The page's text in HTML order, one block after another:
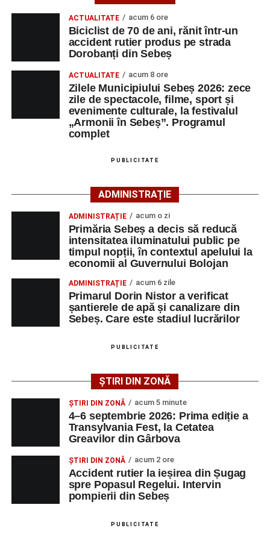
dansul și sportul, oferind activități pentru toate categoriile
Pentru copii și tineri, festivalul propune jocuri și activități
recreative în mai multe zone ale municipiului – Răhău,
cartierul „Mihail Kogălniceanu”, Petrești și Parcul
Tineretului. Programul include spectacole pentru cei mici,
proiecții de film, petrecerea cu spumă și cea de-a treia
ediție a concursului MTB „Cicloaventurier de Sebeș”
care se va desfășura la Râpa Roșie.
Publicul adult va avea la dispoziție o serie de evenimente
artiști locali și salonul literar„Armonia artelor”
Festivalul va cuprinde și o seară dedicată tradițiilor
săsești, precum și un spectacol folcloric organizat în
memoria interpretului Felician Fărcașiu.
Printre momentele de atracție se numără spectacolul de
simfonic susținut în Grădina Muzeului Municipal „Ioan
Raica”, sub bagheta dirijoruluiRemus Grama, alături de
muzicieni români de prestigiu.
Și în acest an, pe scenă vor urca atât artiști consacrați, cât
cariere de succes în țară și în străinătate.
Festivalul include și o componentă cinematografică
importantă. Publicul va putea urmări mai multe producții
realizate cu implicarea producătoareiGabi Suciu
originară din Sebeș, prezentă de-a lungul timpului la
unele dintre cele mai importante festivaluri europene de
Un alt moment așteptat este show-ul susținut de
muzică electronică și un impresionant show de lasere în
ACTUALITATE acum 6 ore
Biciclist de 70 de ani, rănit într-un
accident rutier produs pe strada
Dorobanți din Sebeș
ACTUALITATE acum 8 ore
Zilele Municipiului Sebeș 2026: zece
zile de spectacole, filme, sport și
evenimente culturale, la festivalul
„Armonii în Sebeș”. Programul
complet
PUBLICITATE
ADMINISTRAȚIE
ADMINISTRAȚIE acum o zi
Primăria Sebeș a decis să reducă
intensitatea iluminatului public pe
timpul nopții, în contextul apelului la
economii al Guvernului Bolojan
ADMINISTRAȚIE acum 6 zile
Primarul Dorin Nistor a verificat
șantierele de apă și canalizare din
Sebeș. Care este stadiul lucrărilor
PUBLICITATE
ȘTIRI DIN ZONĂ
ȘTIRI DIN ZONĂ acum 5 minute
4–6 septembrie 2026: Prima ediție a
Transylvania Fest, la Cetatea
Greavilor din Gârbova
ȘTIRI DIN ZONĂ acum 2 ore
Accident rutier la ieșirea din Șugag
spre Popasul Regelui. Intervin
pompierii din Sebeș
PUBLICITATE